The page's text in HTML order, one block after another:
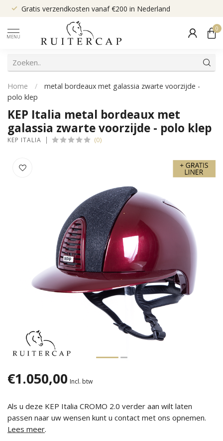
Gratis verzendkosten vanaf €200 in Nederland
MENU
0
Home /
metal bordeaux met galassia zwarte voorzijde -
polo klep
KEP Italia metal bordeaux met
galassia zwarte voorzijde - polo klep
KEP ITALIA (0)
€1.050,00 Incl. btw
Als u deze KEP Italia CROMO 2.0 verder aan wilt laten
passen naar uw wensen kunt u contact met ons opnemen.
Lees meer.